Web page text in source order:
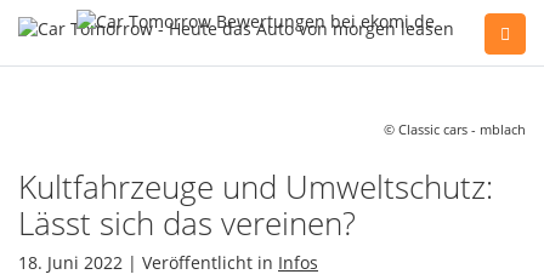
© Classic cars - mblach
Kultfahrzeuge und Umweltschutz:
Lässt sich das vereinen?
18. Juni 2022 | Veröffentlicht in Infos
Gerne beraten wir Sie persönlich am Telefon:
Fahrzeug Konfigurator